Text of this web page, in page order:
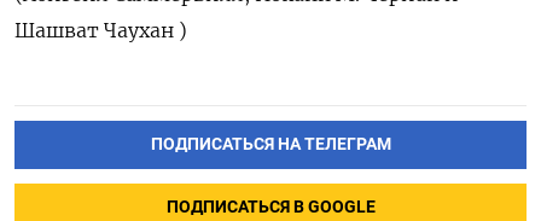
Шашват Чаухан )
ПОДПИСАТЬСЯ НА ТЕЛЕГРАМ
ПОДПИСАТЬСЯ В GOOGLE